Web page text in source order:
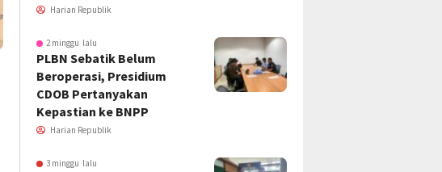
Harian Republik
2 minggu lalu
PLBN Sebatik Belum
Beroperasi, Presidium
CDOB Pertanyakan
Kepastian ke BNPP
Harian Republik
3 minggu lalu